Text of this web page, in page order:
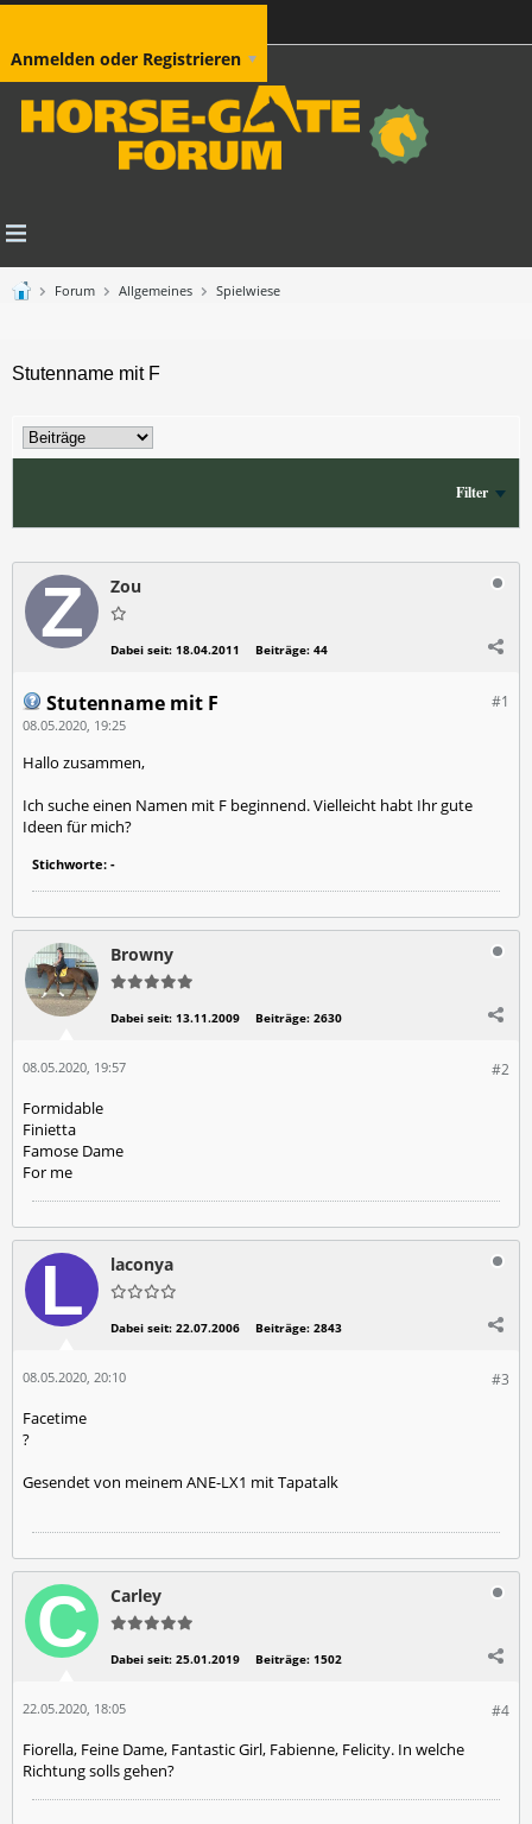
Anmelden oder Registrieren
Forum Allgemeines Spielwiese
Stutenname mit F
Filter
Zou
Dabei seit: 18.04.2011 Beiträge: 44
#1
Stutenname mit F
08.05.2020, 19:25
Hallo zusammen,
Ich suche einen Namen mit F beginnend. Vielleicht habt Ihr gute
Ideen für mich?
Stichworte: -
Browny
Dabei seit: 13.11.2009 Beiträge: 2630
#2
08.05.2020, 19:57
Formidable
Finietta
Famose Dame
For me
laconya
Dabei seit: 22.07.2006 Beiträge: 2843
#3
08.05.2020, 20:10
Facetime
?
Gesendet von meinem ANE-LX1 mit Tapatalk
Carley
Dabei seit: 25.01.2019 Beiträge: 1502
#4
22.05.2020, 18:05
Fiorella, Feine Dame, Fantastic Girl, Fabienne, Felicity. In welche
Richtung solls gehen?